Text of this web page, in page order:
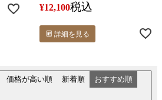
¥12,100税込
詳細を見る
価格が高い順 新着順
おすすめ順